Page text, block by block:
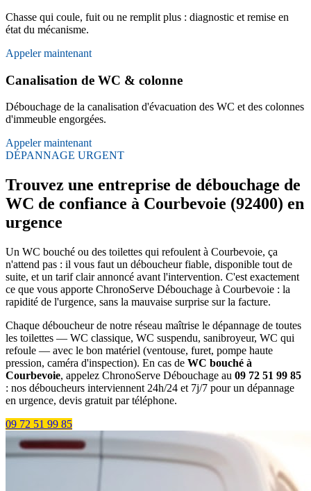
Chasse qui coule, fuit ou ne remplit plus : diagnostic et remise en
état du mécanisme.
Appeler maintenant
Canalisation de WC & colonne
Débouchage de la canalisation d'évacuation des WC et des colonnes
d'immeuble engorgées.
Appeler maintenant
DÉPANNAGE URGENT
Trouvez une entreprise de débouchage de
WC de confiance à Courbevoie (92400) en
urgence
Un WC bouché ou des toilettes qui refoulent à Courbevoie, ça
n'attend pas : il vous faut un déboucheur fiable, disponible tout de
suite, et un tarif clair annoncé avant l'intervention. C'est exactement
ce que vous apporte ChronoServe Débouchage à Courbevoie : la
rapidité de l'urgence, sans la mauvaise surprise sur la facture.
Chaque déboucheur de notre réseau maîtrise le dépannage de toutes
les toilettes — WC classique, WC suspendu, sanibroyeur, WC qui
refoule — avec le bon matériel (ventouse, furet, pompe haute
pression, caméra d'inspection). En cas de WC bouché à
Courbevoie, appelez ChronoServe Débouchage au 09 72 51 99 85
: nos déboucheurs interviennent 24h/24 et 7j/7 pour un dépannage
en urgence, devis gratuit par téléphone.
09 72 51 99 85